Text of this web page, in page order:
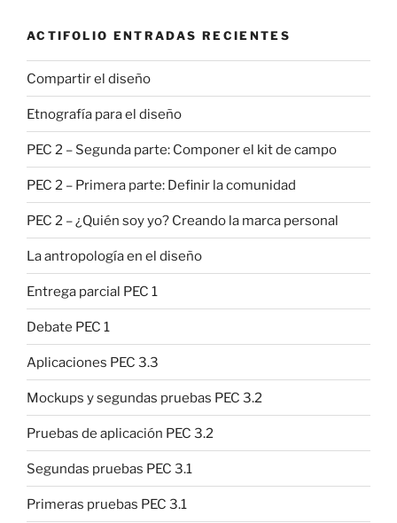
ACTIFOLIO ENTRADAS RECIENTES
Compartir el diseño
Etnografía para el diseño
PEC 2 – Segunda parte: Componer el kit de campo
PEC 2 – Primera parte: Definir la comunidad
PEC 2 – ¿Quién soy yo? Creando la marca personal
La antropología en el diseño
Entrega parcial PEC 1
Debate PEC 1
Aplicaciones PEC 3.3
Mockups y segundas pruebas PEC 3.2
Pruebas de aplicación PEC 3.2
Segundas pruebas PEC 3.1
Primeras pruebas PEC 3.1